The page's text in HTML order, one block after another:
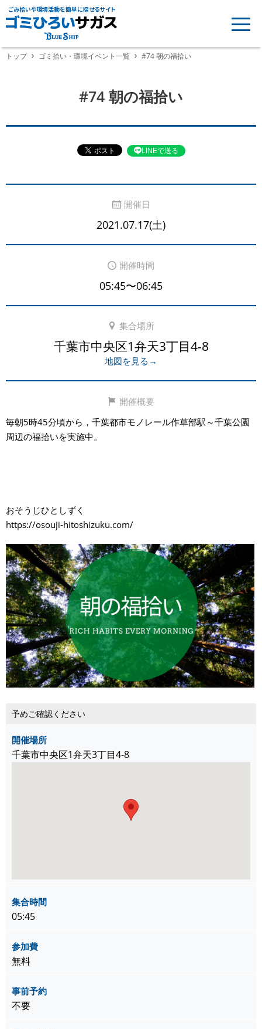
ごみ拾いや環境活動を簡単に探せるサイト
トップ ゴミ拾い・環境イベント一覧 #74 朝の福拾い
#74 朝の福拾い
LINEで送る
開催日
2021.07.17(土)
開催時間
05:45〜06:45
集合場所
千葉市中央区1弁天3丁目4-8
地図を見る→
開催概要
毎朝5時45分頃から，千葉都市モノレール作草部駅～千葉公園
周辺の福拾いを実施中。
おそうじひとしずく
https://osouji-hitoshizuku.com/
予めご確認ください
開催場所
千葉市中央区1弁天3丁目4-8
集合時間
05:45
参加費
無料
事前予約
不要